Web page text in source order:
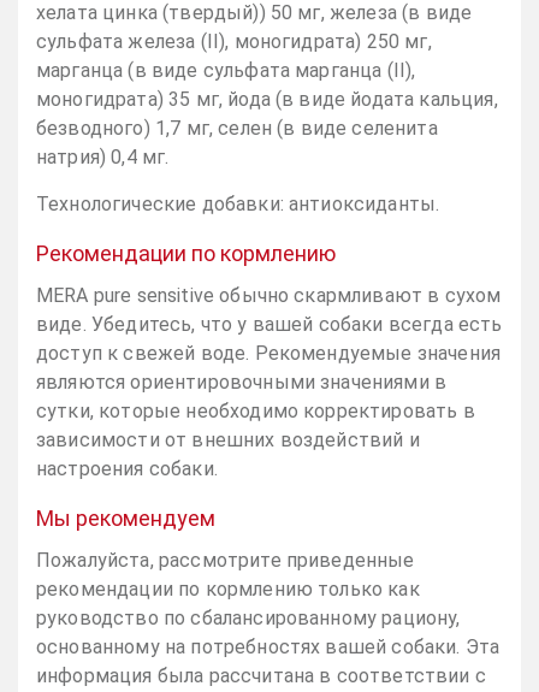
хелата цинка (твердый)) 50 мг, железа (в виде
сульфата железа (II), моногидрата) 250 мг,
марганца (в виде сульфата марганца (II),
моногидрата) 35 мг, йода (в виде йодата кальция,
безводного) 1,7 мг, селен (в виде селенита
натрия) 0,4 мг.
Технологические добавки: антиоксиданты.
Рекомендации по кормлению
MERA pure sensitive обычно скармливают в сухом
виде. Убедитесь, что у вашей собаки всегда есть
доступ к свежей воде. Рекомендуемые значения
являются ориентировочными значениями в
сутки, которые необходимо корректировать в
зависимости от внешних воздействий и
настроения собаки.
Мы рекомендуем
Пожалуйста, рассмотрите приведенные
рекомендации по кормлению только как
руководство по сбалансированному рациону,
основанному на потребностях вашей собаки. Эта
информация была рассчитана в соответствии с